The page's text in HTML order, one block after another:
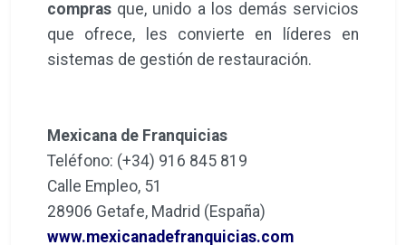
compras que, unido a los demás servicios
que ofrece, les convierte en líderes en
sistemas de gestión de restauración.
Mexicana de Franquicias
Teléfono: (+34) 916 845 819
Calle Empleo, 51
28906 Getafe, Madrid (España)
www.mexicanadefranquicias.com